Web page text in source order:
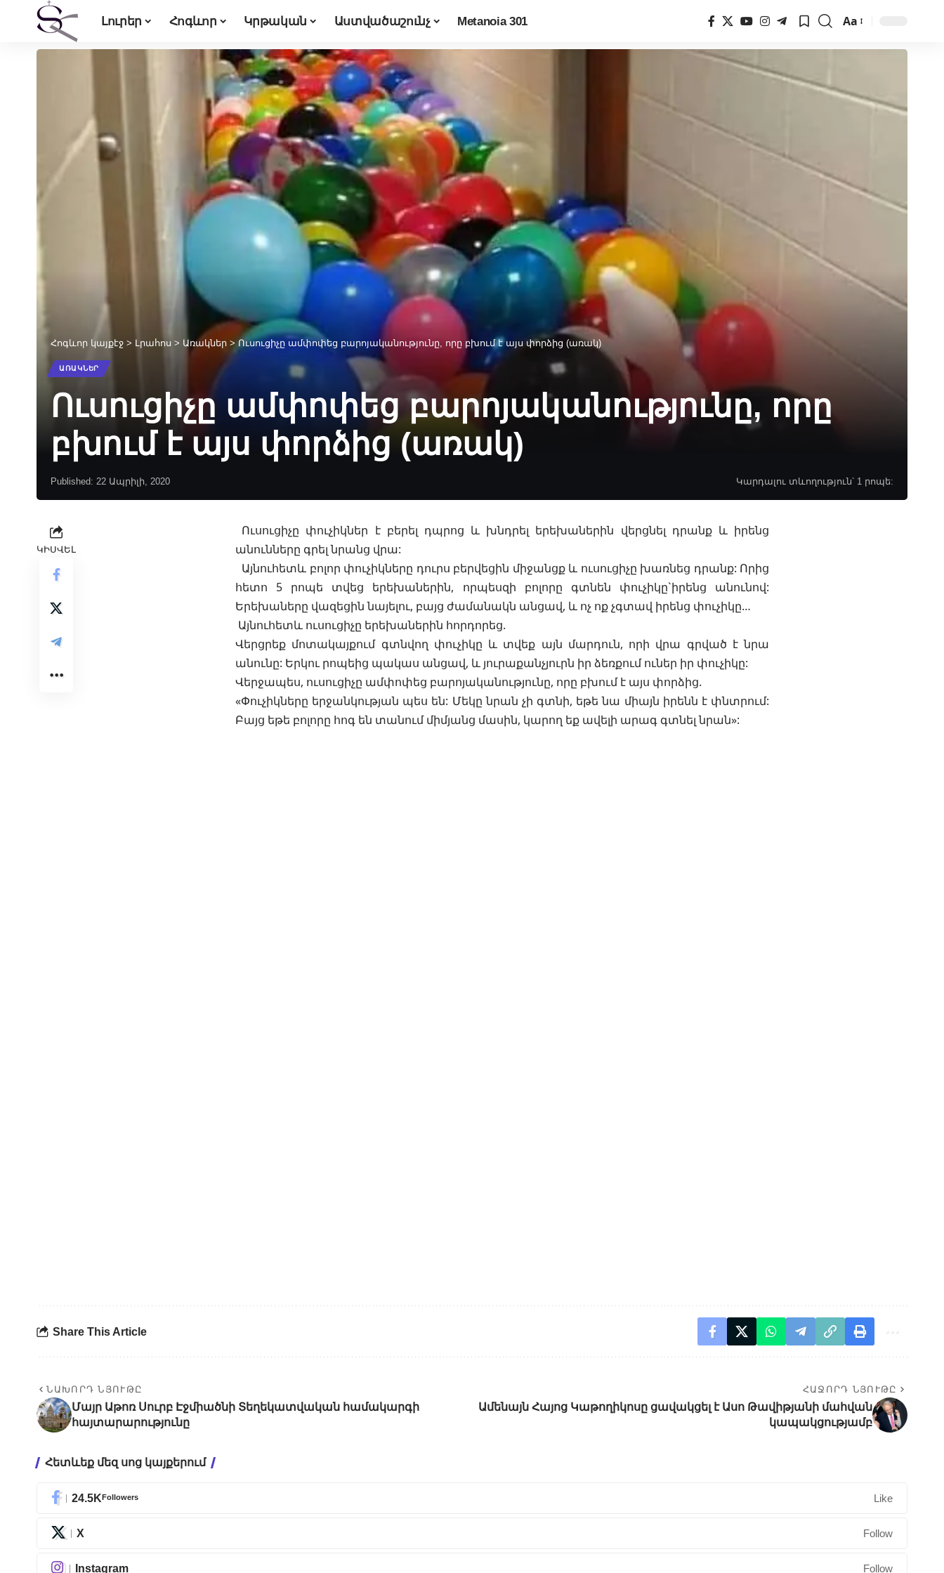
Լուրեր Հոգևոր Կրթական Աստվածաշունչ Metanoia 301
Font
Resizer
Aa
Հոգևոր կայքէջ > Լրահոս > Առակներ >Ուսուցիչը ամփոփեց բարոյականությունը, որը բխում է այս փորձից (առակ)
ԱՌԱԿՆԵՐ
Ուսուցիչը ամփոփեց բարոյականությունը, որը
բխում է այս փորձից (առակ)
Published: 22 Ապրիլի, 2020 Կարդալու տևողություն՝ 1 րոպե:
ԿԻՍՎԵԼ
Ուսուցիչը փուչիկներ է բերել դպրոց և խնդրել երեխաներին վերցնել դրանք և իրենց
անունները գրել նրանց վրա:
Այնուհետև բոլոր փուչիկները դուրս բերվեցին միջանցք և ուսուցիչը խառնեց դրանք: Որից
հետո 5 րոպե տվեց երեխաներին, որպեսզի բոլորը գտնեն փուչիկը`իրենց անունով:
Երեխաները վազեցին նայելու, բայց ժամանակն անցավ, և ոչ ոք չգտավ իրենց փուչիկը…
Այնուհետև ուսուցիչը երեխաներին հորդորեց.
Վերցրեք մոտակայքում գտնվող փուչիկը և տվեք այն մարդուն, որի վրա գրված է նրա
անունը: Երկու րոպեից պակաս անցավ, և յուրաքանչյուրն իր ձեռքում ուներ իր փուչիկը:
Վերջապես, ուսուցիչը ամփոփեց բարոյականությունը, որը բխում է այս փորձից.
«Փուչիկները երջանկության պես են: Մեկը նրան չի գտնի, եթե նա միայն իրենն է փնտրում:
Բայց եթե բոլորը հոգ են տանում միմյանց մասին, կարող եք ավելի արագ գտնել նրան»:
Share This Article
ՆԱԽՈՐԴ ՆՅՈՒԹԸ
Մայր Աթոռ Սուրբ Էջմիածնի Տեղեկատվական համակարգի
հայտարարությունը
ՀԱՋՈՐԴ ՆՅՈՒԹԸ
Ամենայն Հայոց Կաթողիկոսը ցավակցել է Ասո Թավիթյանի մահվան
կապակցությամբ
Հետևեք մեզ սոց կայքերում
24.5KFollowers Like
X Follow
Instagram Follow